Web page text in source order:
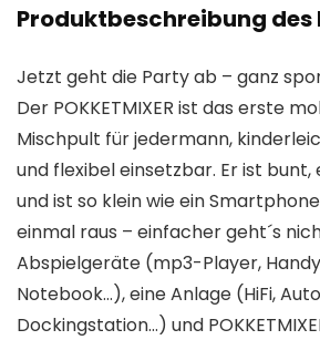
Produktbeschreibung des
Jetzt geht die Party ab – ganz
Der POKKETMIXER ist das erste
Mischpult für jedermann,
und flexibel einsetzbar. Er ist
und ist so klein wie ein
einmal raus – einfacher geht´s
Abspielgeräte (mp3-Player,
Notebook…), eine Anlage (HiFi,
Dockingstation…) und